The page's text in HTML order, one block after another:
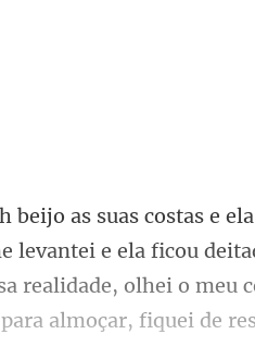
levantei e ela ficou
realidade, olhe